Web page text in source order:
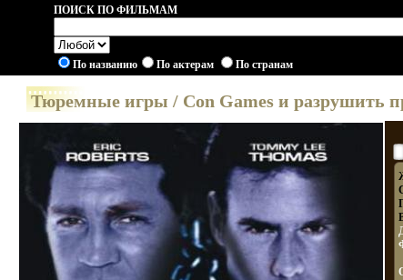
ПОИСК ПО ФИЛЬМАМ
По названию По актерам По странам
Тюремные игры / Con Games и разрушить